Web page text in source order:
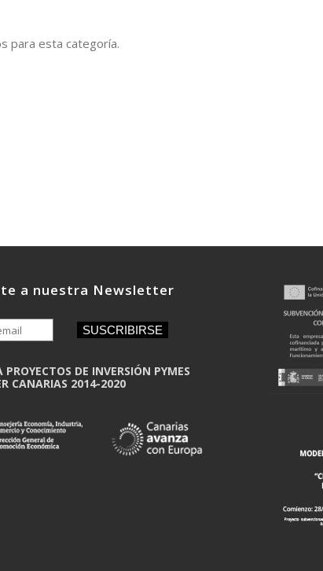
para esta categoría.
a nuestra Newsletter
SUSCRIBIRSE
PROYECTOS DE INVERSIÓN PYMES
CANARIAS 2014-2020